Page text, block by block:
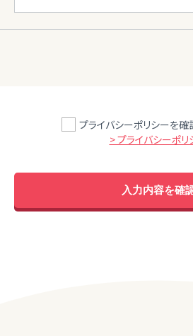
プライバシーポリシーを確
> プライバシーポリ
入力内容を確